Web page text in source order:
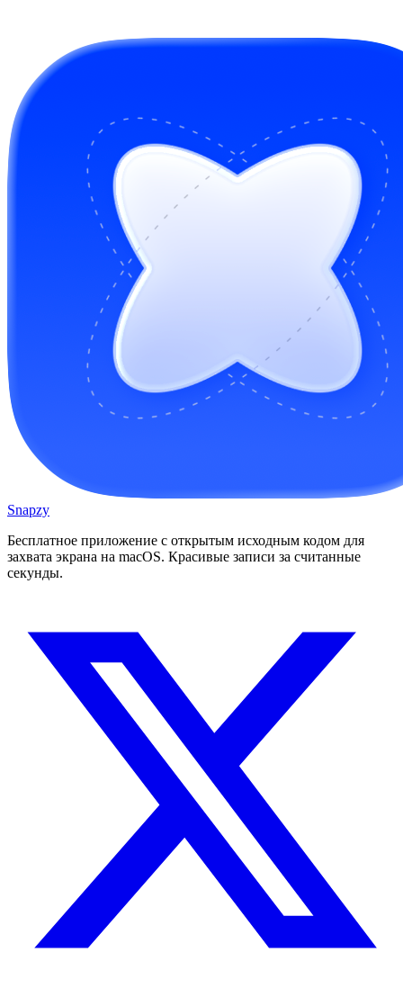
Snapzy
Бесплатное приложение с открытым исходным кодом для
захвата экрана на macOS. Красивые записи за считанные
секунды.